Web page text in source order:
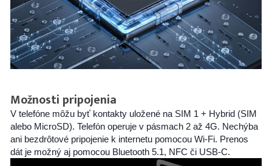
Možnosti pripojenia
V telefóne môžu byť kontakty uložené na SIM 1 + Hybrid (SIM
alebo MicroSD). Telefón operuje v pásmach 2 až 4G. Nechýba
ani bezdrôtové pripojenie k internetu pomocou Wi-Fi. Prenos
dát je možný aj pomocou Bluetooth 5.1, NFC či USB-C.